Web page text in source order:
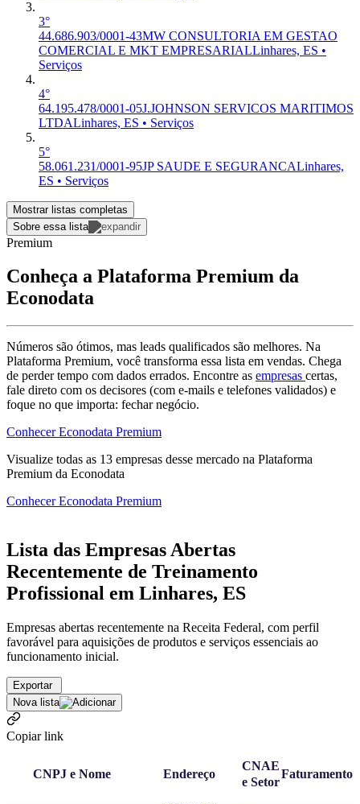
3°
44.686.903/0001-43MW CONSULTORIA EM GESTAO
COMERCIAL E MKT EMPRESARIALLinhares, ES •
Serviços
4°
64.195.478/0001-05J.JOHNSON SERVICOS MARITIMOS
LTDALinhares, ES • Serviços
5°
58.061.231/0001-95JP SAUDE E SEGURANCALinhares,
ES • Serviços
Mostrar listas completas
Sobre essa lista
Premium
Conheça a Plataforma Premium da
Econodata
Números são ótimos, mas leads qualificados são melhores. Na
Plataforma Premium, você transforma essa lista em vendas. Chega
de perder tempo com dados errados. Encontre as empresas certas,
fale direto com os decisores (com e-mails e telefones validados) e
foque no que importa: fechar negócio.
Conhecer Econodata Premium
Visualize todas as 13 empresas desse mercado na Plataforma
Premium da Econodata
Conhecer Econodata Premium
Lista das Empresas Abertas
Recentemente de Treinamento
Profissional em Linhares, ES
Empresas abertas recentemente na Receita Federal, com perfil
favorável para aquisições de produtos e serviços essenciais ao
funcionamento inicial.
Exportar
Nova lista
Copiar link
CNPJ e Nome Endereço
CNAE
e Setor
Faturamento